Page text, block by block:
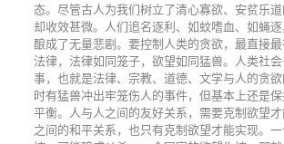
态。尽管古人为我们树立了清心寡欲、安贫乐
却收效甚微。人们追名逐利、如蚊嗜血、如蝇逐
酿成了无量悲剧。要控制人类的贪欲，最直接
法律，法律如同笼子，欲望如同猛兽。人类社
事，也就是法律、宗教、道德、文学与人的贪
时有猛兽冲出牢笼伤人的事件，但基本上还是
平衡。人与人之间的友好关系，需要克制欲望
之间的和平关系，也只有克制欲望才能实现。